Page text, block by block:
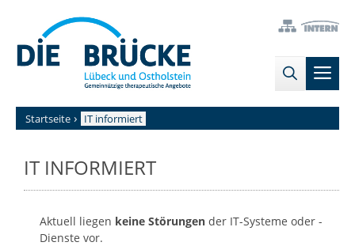
springen
→
Sitemap
→
internen
Bereich
Startseite › IT informiert
IT INFORMIERT
Aktuell liegen keine Störungen der IT-Systeme oder -
Dienste vor.